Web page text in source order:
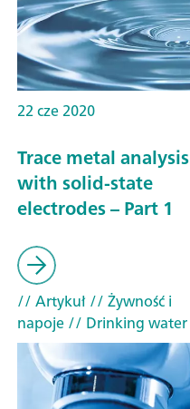
22 cze 2020
Trace metal analysis
with solid-state
electrodes – Part 1
// Artykuł// Żywność i
napoje// Drinking water